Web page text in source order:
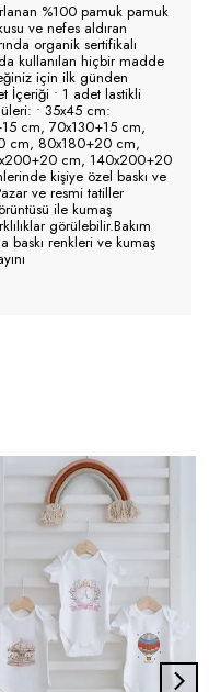
%100 pamuk pamuk
ve nefes aldıran
organik sertifikalı
kullanılan hiçbir madde
için ilk günden
İçeriği • 1 adet lastikli
• 35x45 cm:
cm, 70x130+15 cm,
cm, 80x180+20 cm,
cm, 140x200+20
kişiye özel baskı ve
ve resmi tatiller
ile kumaş
görülebilir.Bakım
baskı renkleri ve kumaş